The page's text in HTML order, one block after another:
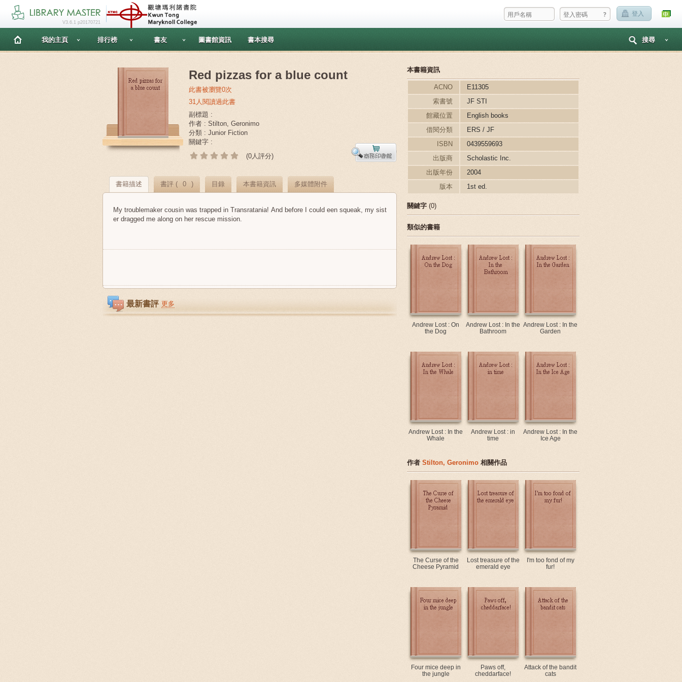
? 登入
V3.6.1 p20170721
我的主頁 排行榜 書友 圖書館資訊 書本搜尋 搜尋
Red pizzas for a blue count
此書被瀏覽0次
31人閱讀過此書
副標題 :
作者 : Stilton, Geronimo
分類 : Junior Fiction
關鍵字 :
(0人評分)
書籍描述 書評 ( 0 ) 目錄 本書籍資訊 多媒體附件
My troublemaker cousin was trapped in Transratania! And before I could een squeak, my sist
er dragged me along on her rescue mission.
最新書評 更多
本書籍資訊
ACNO
E11305
索書號
JF STI
館藏位置
English books
借閱分類
ERS / JF
ISBN
0439559693
出版商
Scholastic Inc.
出版年份
2004
版本
1st ed.
關鍵字 (0)
類似的書籍
Andrew Lost : On
the Dog
Andrew Lost : In the
Bathroom
Andrew Lost : In the
Garden
Andrew Lost : In the
Whale
Andrew Lost : in
time
Andrew Lost : In the
Ice Age
作者 Stilton, Geronimo 相關作品
The Curse of the
Cheese Pyramid
Lost treasure of the
emerald eye
I'm too fond of my
fur!
Four mice deep in
the jungle
Paws off,
cheddarface!
Attack of the bandit
cats